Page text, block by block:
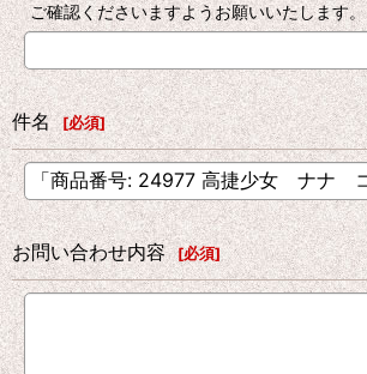
ご確認くださいますようお願いいたします。
件名 [必須]
お問い合わせ内容 [必須]